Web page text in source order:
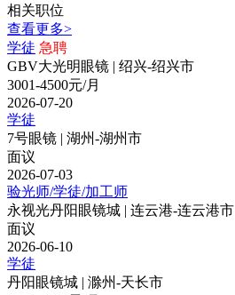
相关职位
查看更多>
学徒 急聘
GBV大光明眼镜 | 绍兴-绍兴市
3001-4500元/月
2026-07-20
学徒
7号眼镜 | 湖州-湖州市
面议
2026-07-03
验光师/学徒/加工师
永视光丹阳眼镜城 | 连云港-连云港市
面议
2026-06-10
学徒
丹阳眼镜城 | 滁州-天长市